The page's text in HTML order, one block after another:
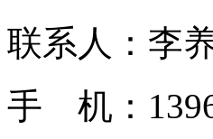
联系人：李
手 机：